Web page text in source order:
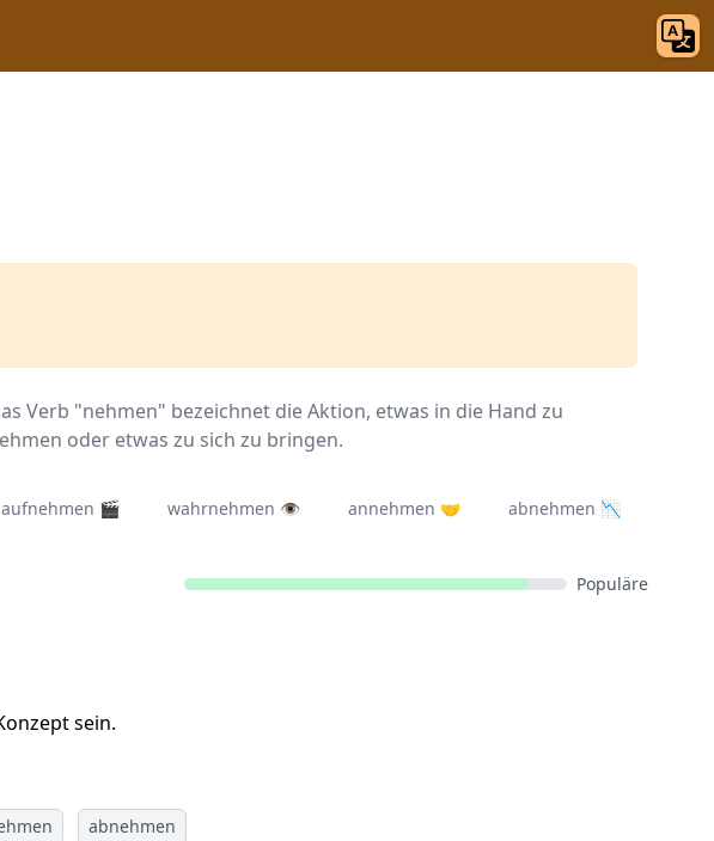
Verb "nehmen" bezeichnet die Aktion, etwas in die Hand zu
oder etwas zu sich zu bringen.
aufnehmen 🎬 wahrnehmen 👁️ annehmen 🤝 abnehmen 📉
Populäre
sein.
abnehmen